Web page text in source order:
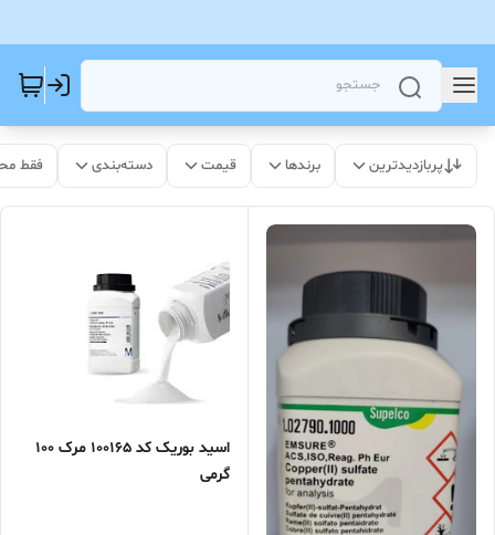
پربازدیدترین برندها قیمت دسته‌بندی فقط
اسید بوریک کد 100165 مرک 100
گرمی